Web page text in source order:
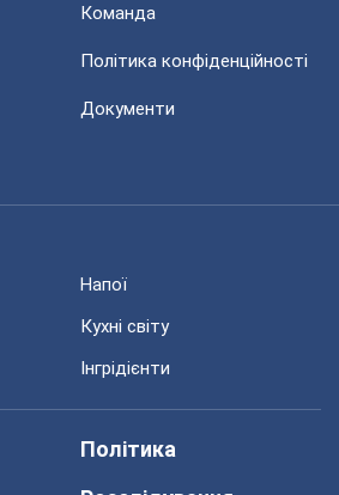
Команда
Політика конфіденційності
Документи
Напої
Кухні світу
Інгрідієнти
Політика